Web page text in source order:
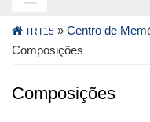
Trilha
de
TRT15 » Centro de
Composições
Composições